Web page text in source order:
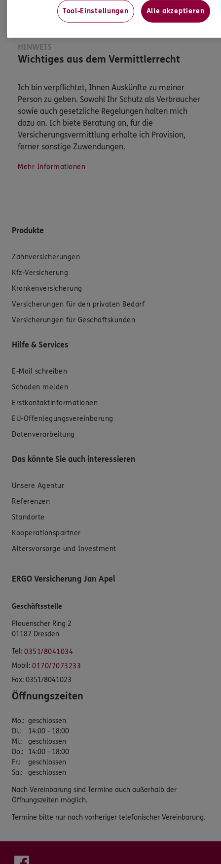
HINWEIS
Wichtiges aus dem Vermittlerrecht
Ich bin verpflichtet, Ihnen Auskünfte zu meiner
Person zu geben. Sowohl Ihr Schutz als Verbraucher
sowie auch gesetzliche Regelungen halten mich
dazu an. Ich biete Beratung an, für die
Versicherungsvermittlung erhalte ich Provision,
ferner sonstige Zuwendungen.
Mehr Informationen
Produkte
Zahnversicherungen
Kfz-Versicherung
Krankenversicherung
Versicherungen für den privaten Bedarf
Versicherungen für Geschäftskunden
Hilfe & Services
E-Mail schreiben
Schaden melden
Erstkontaktinformationen
EU-Offenlegungsvereinbarung
Datenverarbeitung
Das könnte Sie auch interessieren
Unsere Agentur
Referenzen
Standorte
Kooperationspartner
Altersvorsorge und Investment
ERGO Versicherung Jan Apel
Geschäftsstelle
Plauenscher Ring 2
01187 Dresden
Tel: 0351/8041034
Mobil: 0170/7073233
Fax: 0351/8041023
Öffnungszeiten
Mo.: geschlossen
Di.:
14:00 - 18:00
Mi.:
geschlossen
Do.:
14:00 - 18:00
Fr.:
geschlossen
Sa.: geschlossen
Nach Vereinbarung sind Termine auch außerhalb der
Öffnungszeiten möglich.
Termine bitte nur nach vorheriger telefonischer Vereinbarung.
Tool-Einstellungen Alle akzeptieren